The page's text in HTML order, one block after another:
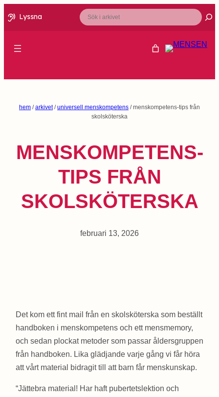
Lyssna
Sök
hem /arkivet/universell menskompetens / menskompetens-tips från
skolsköterska
MENSKOMPETENS-
TIPS FRÅN
SKOLSKÖTERSKA
februari 13, 2026
Det kom ett fint mail från en skolsköterska som beställt
handboken i menskompetens och ett mensmemory,
och sedan plockat metoder som passar åldersgruppen
från handboken. Lika glädjande varje gång vi får höra
att vårt material bidragit till att barn får menskunskap.
“Jättebra material! Har haft pubertetslektion och